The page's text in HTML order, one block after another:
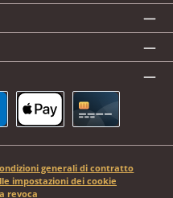
generali di contratto
impostazioni dei cookie
revoca